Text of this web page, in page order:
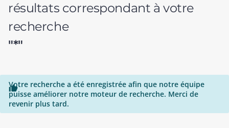
résultats correspondant à votre
recherche
"*"

Votre recherche a été enregistrée afin que notre équipe
puisse améliorer notre moteur de recherche. Merci de
revenir plus tard.